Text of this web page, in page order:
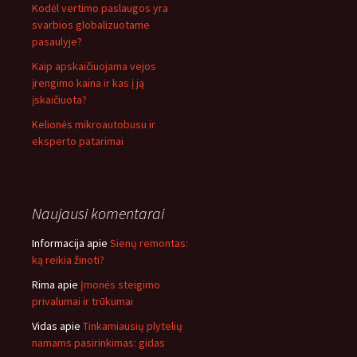
Kodėl vertimo paslaugos yra
svarbios globalizuotame
pasaulyje?
Kaip apskaičiuojama vejos
įrengimo kaina ir kas į ją
įskaičiuota?
Kelionės mikroautobusu ir
eksperto patarimai
Naujausi komentarai
Informacija apie Sienų remontas:
ką reikia žinoti?
Rima apie Įmonės steigimo
privalumai ir trūkumai
Vidas apie Tinkamiausių plytelių
namams pasirinkimas: gidas